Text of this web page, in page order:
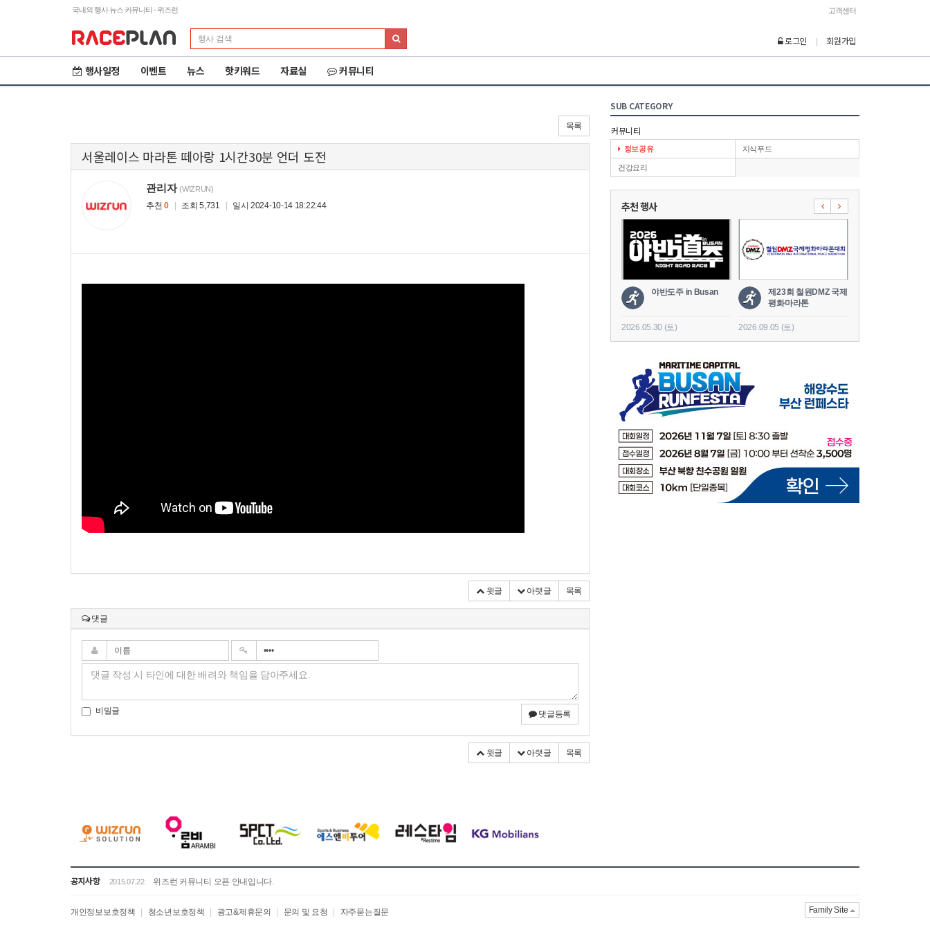
국내외 행사 뉴스 커뮤니티 - 위즈런 고객센터
로그인 회원가입
행사일정 이벤트 뉴스 핫키워드 자료실 커뮤니티
목록
서울레이스 마라톤 떼아랑 1시간30분 언더 도전
관리자 (WIZRUN)
추천0 조회 5,731 일시 2024-10-14 18:22:44
윗글 아랫글 목록
댓글
비밀글 댓글등록
윗글 아랫글 목록
SUB CATEGORY
커뮤니티
정보공유 지식푸드
건강요리
추천 행사
야반도주 in Busan
2026.05.30 (토)
제23회 철원DMZ 국제
평화마라톤
2026.09.05 (토)
공지사항 2015.07.22 위즈런 커뮤니티 오픈 안내입니다.
개인정보보호정책 | 청소년보호정책 | 광고&제휴문의 | 문의 및 요청 | 자주묻는질문 Family Site